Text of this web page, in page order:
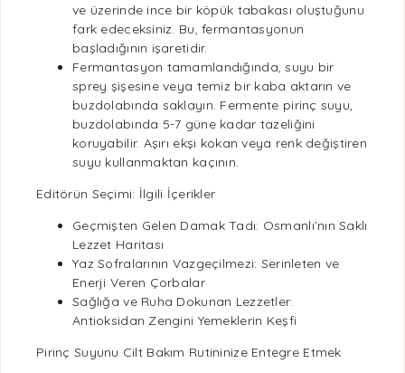
ve üzerinde ince bir köpük tabakası oluştuğunu
fark edeceksiniz. Bu, fermantasyonun
başladığının işaretidir.
Fermantasyon tamamlandığında, suyu bir
sprey şişesine veya temiz bir kaba aktarın ve
buzdolabında saklayın. Fermente pirinç suyu,
buzdolabında 5-7 güne kadar tazeliğini
koruyabilir. Aşırı ekşi kokan veya renk değiştiren
suyu kullanmaktan kaçının.
Editörün Seçimi: İlgili İçerikler
Geçmişten Gelen Damak Tadı: Osmanlı’nın Saklı
Lezzet Haritası
Yaz Sofralarının Vazgeçilmezi: Serinleten ve
Enerji Veren Çorbalar
Sağlığa ve Ruha Dokunan Lezzetler:
Antioksidan Zengini Yemeklerin Keşfi
Pirinç Suyunu Cilt Bakım Rutininize Entegre Etmek